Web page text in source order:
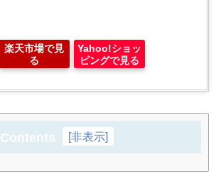
楽天市場で見
る
Yahoo!ショッ
ピングで見る
Contents [非表示]